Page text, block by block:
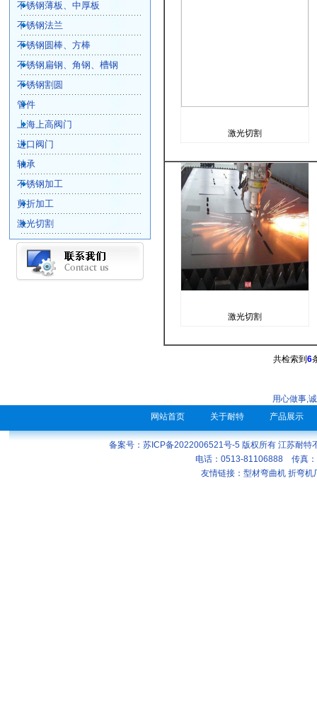
不锈钢薄板、中厚板
不锈钢法兰
不锈钢圆棒、方棒
不锈钢扁钢、角钢、槽钢
不锈钢割圆
管件
上海上高阀门
进口阀门
轴承
不锈钢加工
剪折加工
激光切割
激光切割
激光切割
共检索到 6
用心做事,
网站首页
关于耐特 产品展示
备案号：苏ICP备2022006521号-5版权所有 江苏耐特
电话：0513-81106888 传真
友情链接： 型材弯曲机 折弯机